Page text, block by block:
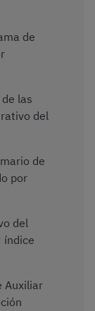
de
las
del
de
por
del
índice
Auxiliar